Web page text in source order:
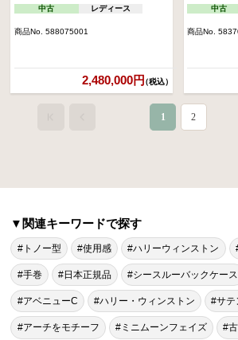
中古 レディース
商品No. 588075001
2,480,000円（税込）
中古
商品No.
1 2
▼関連キーワードで探す
#トノー型 #使用感 #ハリーウィンストン
#手巻 #日本正規品 #シースルーバックケース
#アベニューC #ハリー・ウィンストン #サテ
#アーチをモチーフ #ミニムーンフェイズ #